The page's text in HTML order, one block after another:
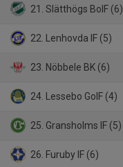
21. Slätthögs BoIF (6)
22. Lenhovda IF (5)
23. Nöbbele BK (6)
24. Lessebo GoIF (4)
25. Gransholms IF (5)
26. Furuby IF (6)